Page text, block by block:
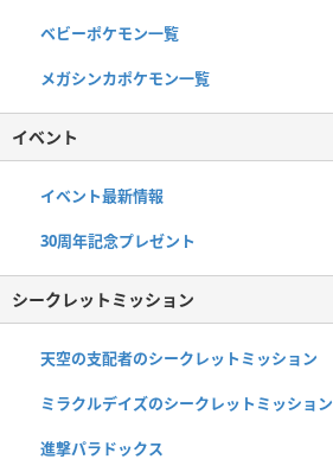
ベビーポケモン一覧
メガシンカポケモン一覧
イベント
イベント最新情報
30周年記念プレゼント
シークレットミッション
天空の支配者のシークレットミッション
ミラクルデイズのシークレットミッション
進撃パラドックス